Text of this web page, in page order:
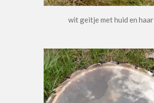
wit geitje met huid en haar